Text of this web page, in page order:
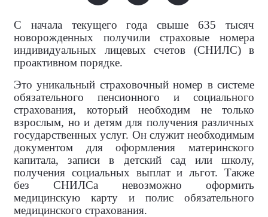
С начала текущего года свыше 635 тысяч
новорожденных получили страховые номера
индивидуальных лицевых счетов (СНИЛС) в
проактивном порядке.
Это уникальный страховочный номер в системе
обязательного пенсионного и социального
страхования, который необходим не только
взрослым, но и детям для получения различных
государственных услуг. Он служит необходимым
документом для оформления материнского
капитала, записи в детский сад или школу,
получения социальных выплат и льгот. Также
без СНИЛСа невозможно оформить
медицинскую карту и полис обязательного
медицинского страхования.